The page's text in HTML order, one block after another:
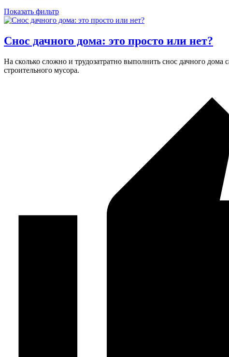
Показать фильтр
Снос дачного дома: это просто или нет?
На сколько сложно и трудозатратно выполнить снос дачного дома
строительного мусора.